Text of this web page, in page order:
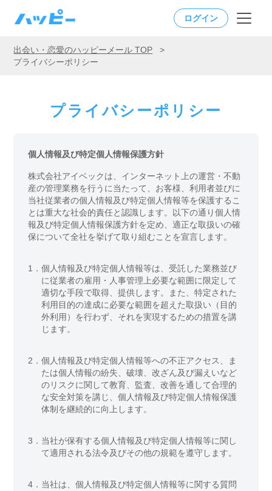
ログイン
出会い・恋愛のハッピーメール TOP
>
プライバシーポリシー
プライバシーポリシー
個人情報及び特定個人情報保護方針
株式会社アイベックは、インターネット上の運営・不動
産の管理業務を行うに当たって、お客様、利用者並びに
当社従業者の個人情報及び特定個人情報等を保護するこ
とは重大な社会的責任と認識します。以下の通り個人情
報及び特定個人情報保護方針を定め、適正な取扱いの確
保について全社を挙げて取り組むことを宣言します。
1．個人情報及び特定個人情報等は、受託した業務並び
に従業者の雇用・人事管理上必要な範囲に限定して
適切な手段で取得、提供します。また、特定された
利用目的の達成に必要な範囲を超えた取扱い（目的
外利用）を行わず、それを実現するための措置を講
じます。
2．個人情報及び特定個人情報等への不正アクセス、ま
たは個人情報の紛失、破壊、改ざん及び漏えいなど
のリスクに関して教育、監査、改善を通して合理的
な安全対策を講じ、個人情報及び特定個人情報保護
体制を継続的に向上します。
3． 当社が保有する個人情報及び特定個人情報等に関し
て適用される法令及びその他の規範を遵守します。
4． 当社は、個人情報及び特定個人情報等に関する質問